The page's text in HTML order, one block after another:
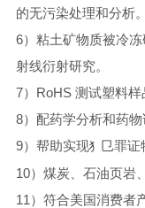
的无污染处理和分析。
6）粘土矿物质被冷
射线衍射研究。
7）RoHS 测试塑料样
8）配药学分析和药物
9）帮助实现犭 㔾罪证
10）煤炭、石油页岩
11）符合美国消费者